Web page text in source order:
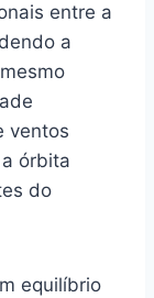
entre a
a
ventos
órbita
do
equilíbrio